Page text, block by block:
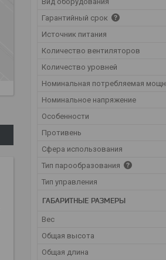
Гарантийный срок
Источник питания
Количество вентиляторов
Количество уровней
Номинальная потребляемая
Номинальное напряжение
Особенности
Противень
Сфера использования
Тип парообразования
Тип управления
ГАБАРИТНЫЕ РАЗМЕРЫ
Вес
Общая высота
Общая длина